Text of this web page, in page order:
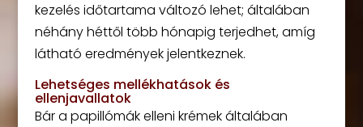
kezelés időtartama változó lehet; általában
néhány héttől több hónapig terjedhet, amíg
látható eredmények jelentkeznek.
Lehetséges mellékhatások és
ellenjavallatok
Bár a papillómák elleni krémek általában